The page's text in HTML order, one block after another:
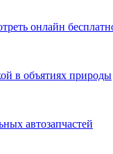
онлайн
в объятиях природы
автозапчастей